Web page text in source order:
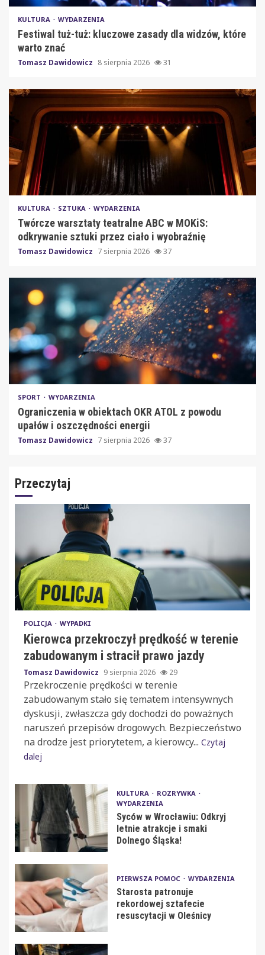
KULTURA WYDARZENIA
Festiwal tuż-tuż: kluczowe zasady dla widzów, które
warto znać
Tomasz Dawidowicz 8 sierpnia 2026 31
KULTURA SZTUKA WYDARZENIA
Twórcze warsztaty teatralne ABC w MOKiS:
odkrywanie sztuki przez ciało i wyobraźnię
Tomasz Dawidowicz 7 sierpnia 2026 37
SPORT WYDARZENIA
Ograniczenia w obiektach OKR ATOL z powodu
upałów i oszczędności energii
Tomasz Dawidowicz 7 sierpnia 2026 37
Przeczytaj
POLICJA WYPADKI
Kierowca przekroczył prędkość w terenie
zabudowanym i stracił prawo jazdy
Tomasz Dawidowicz 9 sierpnia 2026 29
Przekroczenie prędkości w terenie
zabudowanym stało się tematem intensywnych
dyskusji, zwłaszcza gdy dochodzi do poważnych
naruszeń przepisów drogowych. Bezpieczeństwo
na drodze jest priorytetem, a kierowcy... Czytaj
dalej
KULTURA
ROZRYWKA
WYDARZENIA
Syców w Wrocławiu: Odkryj
letnie atrakcje i smaki
Dolnego Śląska!
PIERWSZA POMOC WYDARZENIA
Starosta patronuje
rekordowej sztafecie
resuscytacji w Oleśnicy